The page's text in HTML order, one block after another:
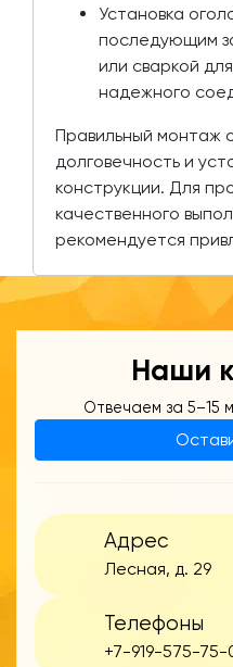
Установка
последующим
или сваркой
надежного
Правильный монтаж
долговечность и
конструкции. Для
качественного
рекомендуется
Наши
Отвечаем за 5–15
Адрес
Лесная, д. 29
Телефоны
+7-919-575-75-